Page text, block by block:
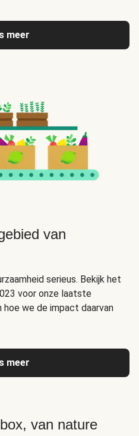
meer
van
serieus. Bekijk het
voor onze laatste
hoe we de impact daarvan
meer
van nature